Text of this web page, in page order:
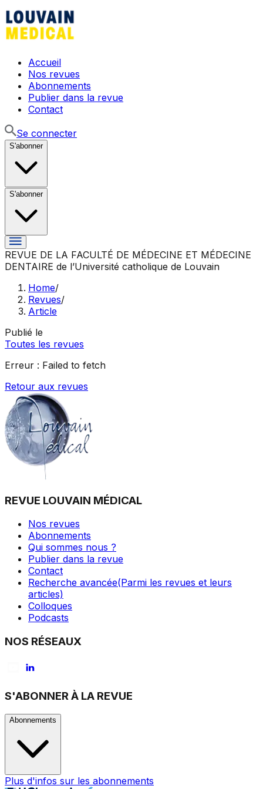
Accueil
Nos revues
Abonnements
Publier dans la revue
Contact
Se connecter
S'abonner
S'abonner
REVUE DE LA FACULTÉ DE MÉDECINE ET MÉDECINE
DENTAIRE de l’Université catholique de Louvain
Home/
Revues/
Article
Publié le
Toutes les revues
Erreur : Failed to fetch
Retour aux revues
REVUE LOUVAIN MÉDICAL
Nos revues
Abonnements
Qui sommes nous ?
Publier dans la revue
Contact
Recherche avancée(Parmi les revues et leurs
articles)
Colloques
Podcasts
NOS RÉSEAUX
S'ABONNER À LA REVUE
Abonnements
Plus d'infos sur les abonnements